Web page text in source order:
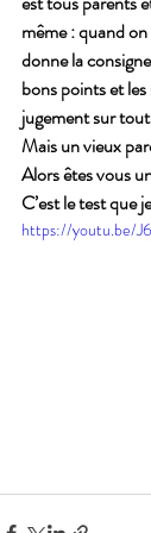
même : quand
donne la
bons points et
jugement sur
Mais un vieux
Alors êtes vous
C’est le test que
https://youtu.be/